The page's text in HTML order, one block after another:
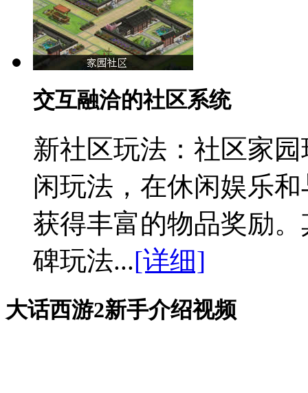
交互融洽的社区系统
新社区玩法： 社区家
闲玩法，在休闲娱乐
获得丰富的物品奖励
碑玩法...[详细]
大话西游2新手介绍视频